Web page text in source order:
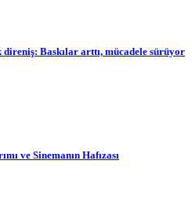
Baskılar arttı, mücadele sürüyor
ve Sinemanın Hafızası